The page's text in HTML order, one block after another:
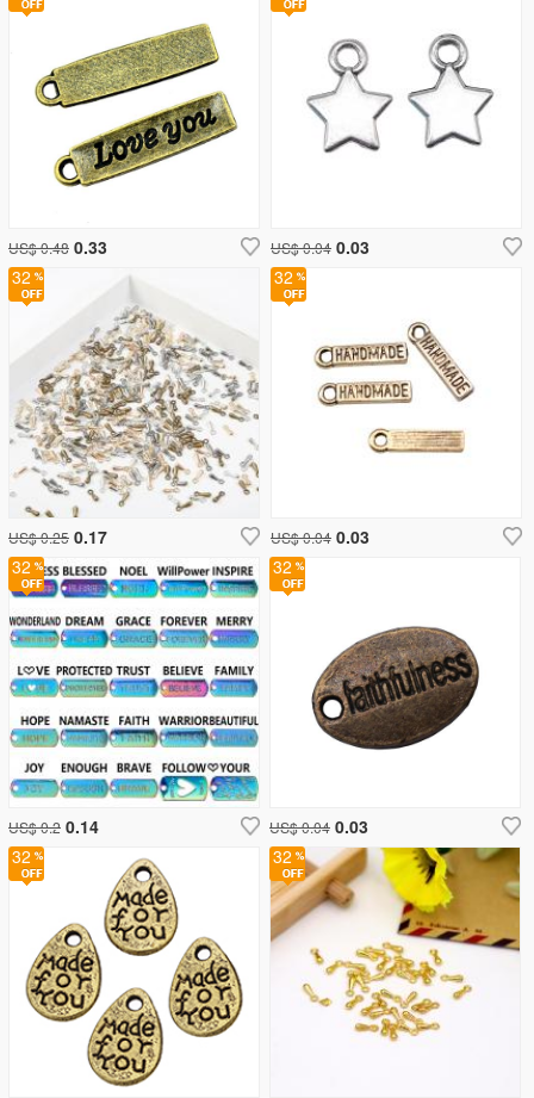
32
US$ 0.48 0.33
32
US$ 0.04 0.03
US$ 0.04 0.03
32
US$ 0.04 0.03
32
US$ 0.2 0.14
32
US$ 0.25 0.17
32